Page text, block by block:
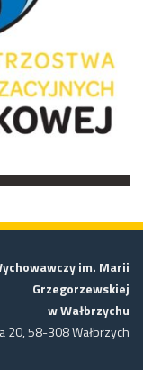
im. Marii
Grzegorzewskiej
w Wałbrzychu
20, 58-308 Wałbrzych